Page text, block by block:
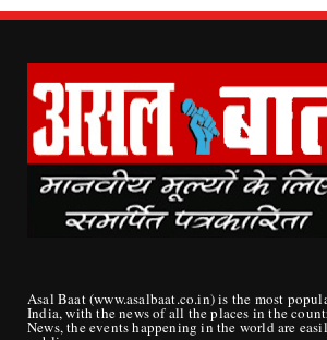
Asal Baat (www.asalbaat.co.in) is the most